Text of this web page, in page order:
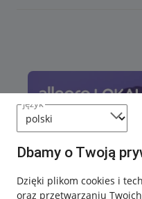
język
Dbamy o Twoją
Dzięki plikom cookies i
oraz przetwarzaniu